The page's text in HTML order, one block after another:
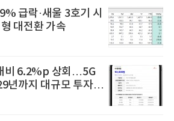
급락·새울 3호기 시
대전환 가속
비 6.2%p 상회…5G
년까지 대규모 투자